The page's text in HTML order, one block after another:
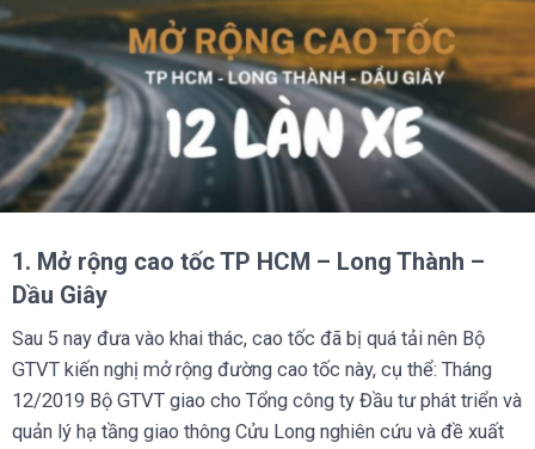
1. Mở rộng cao tốc TP HCM – Long Thành –
Dầu Giây
Sau 5 nay đưa vào khai thác, cao tốc đã bị quá tải nên Bộ
GTVT kiến nghị mở rộng đường cao tốc này, cụ thể: Tháng
12/2019 Bộ GTVT giao cho Tổng công ty Đầu tư phát triển và
quản lý hạ tầng giao thông Cửu Long nghiên cứu và đề xuất